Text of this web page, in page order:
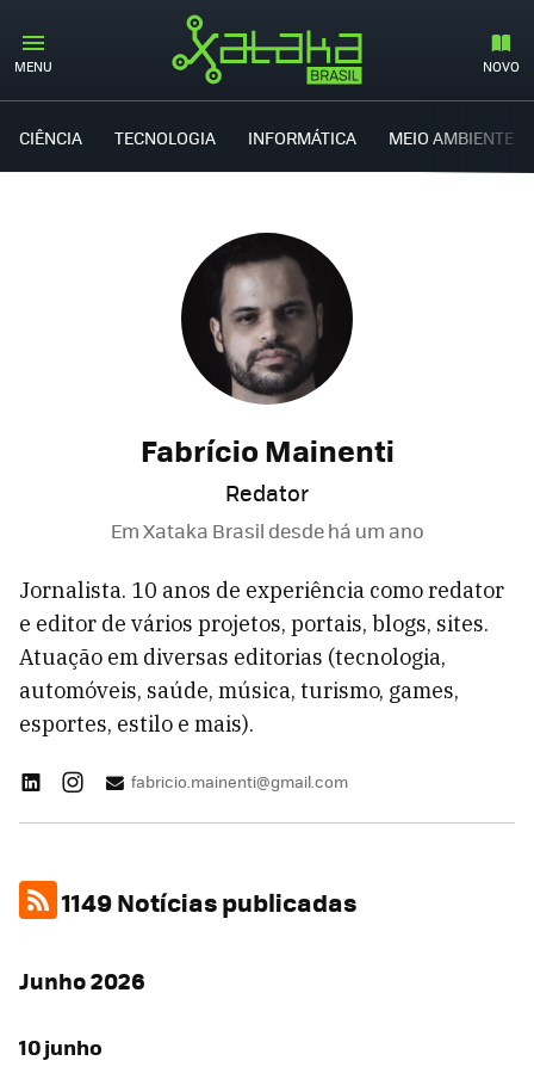
MENU NOVO
CIÊNCIA TECNOLOGIA INFORMÁTICA MEIO AMBIENTE
Fabrício Mainenti
Redator
Em Xataka Brasil desdehá um ano
Jornalista. 10 anos de experiência como redator
e editor de vários projetos, portais, blogs, sites.
Atuação em diversas editorias (tecnologia,
automóveis, saúde, música, turismo, games,
esportes, estilo e mais).
fabricio.mainenti@gmail.com
1149 Notícias publicadas
Junho 2026
10 junho